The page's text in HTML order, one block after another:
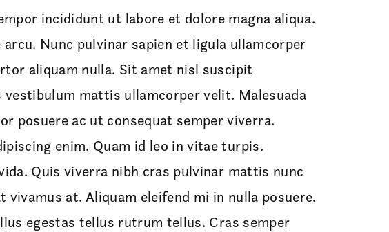
incididunt ut labore et dolore magna aliqua.
Nunc pulvinar sapien et ligula ullamcorper
aliquam nulla. Sit amet nisl suscipit
mattis ullamcorper velit. Malesuada
posuere ac ut consequat semper viverra.
enim. Quam id leo in vitae turpis.
Quis viverra nibh cras pulvinar mattis nunc
at. Aliquam eleifend mi in nulla posuere.
egestas tellus rutrum tellus. Cras semper